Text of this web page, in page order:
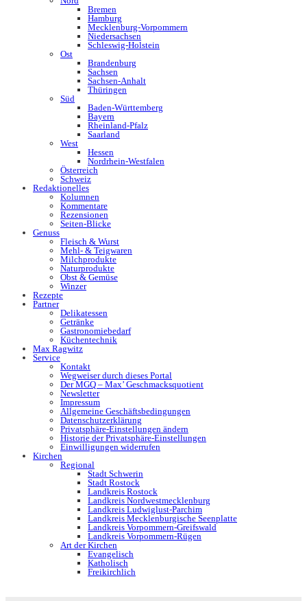
Bremen
Hamburg
Mecklenburg-Vorpommern
Niedersachsen
Schleswig-Holstein
Ost
Brandenburg
Sachsen
Sachsen-Anhalt
Thüringen
Süd
Baden-Württemberg
Bayern
Rheinland-Pfalz
Saarland
West
Hessen
Nordrhein-Westfalen
Österreich
Schweiz
Redaktionelles
Kolumnen
Kommentare
Rezensionen
Seiten-Blicke
Genuss
Fleisch & Wurst
Mehl- & Teigwaren
Milchprodukte
Naturprodukte
Obst & Gemüse
Winzer
Rezepte
Partner
Delikatessen
Getränke
Gastronomiebedarf
Küchentechnik
Max Ragwitz
Service
Kontakt
Wegweiser durch dieses Portal
Der MGQ – Max’ Geschmacksquotient
Newsletter
Impressum
Allgemeine Geschäftsbedingungen
Datenschutzerklärung
Privatsphäre-Einstellungen ändern
Historie der Privatsphäre-Einstellungen
Einwilligungen widerrufen
Kirchen
Regional
Stadt Schwerin
Stadt Rostock
Landkreis Rostock
Landkreis Nordwestmecklenburg
Landkreis Ludwiglust-Parchim
Landkreis Mecklenburgische Seenplatte
Landkreis Vorpommern-Greifswald
Landkreis Vorpommern-Rügen
Art der Kirchen
Evangelisch
Katholisch
Freikirchlich